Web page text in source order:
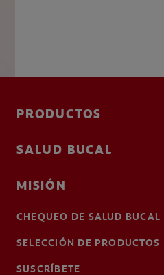
PRODUCTOS
SALUD BUCAL
MISIÓN
CHEQUEO DE SALUD BUCAL
SELECCIÓN DE PRODUCTOS
SUSCRÍBETE